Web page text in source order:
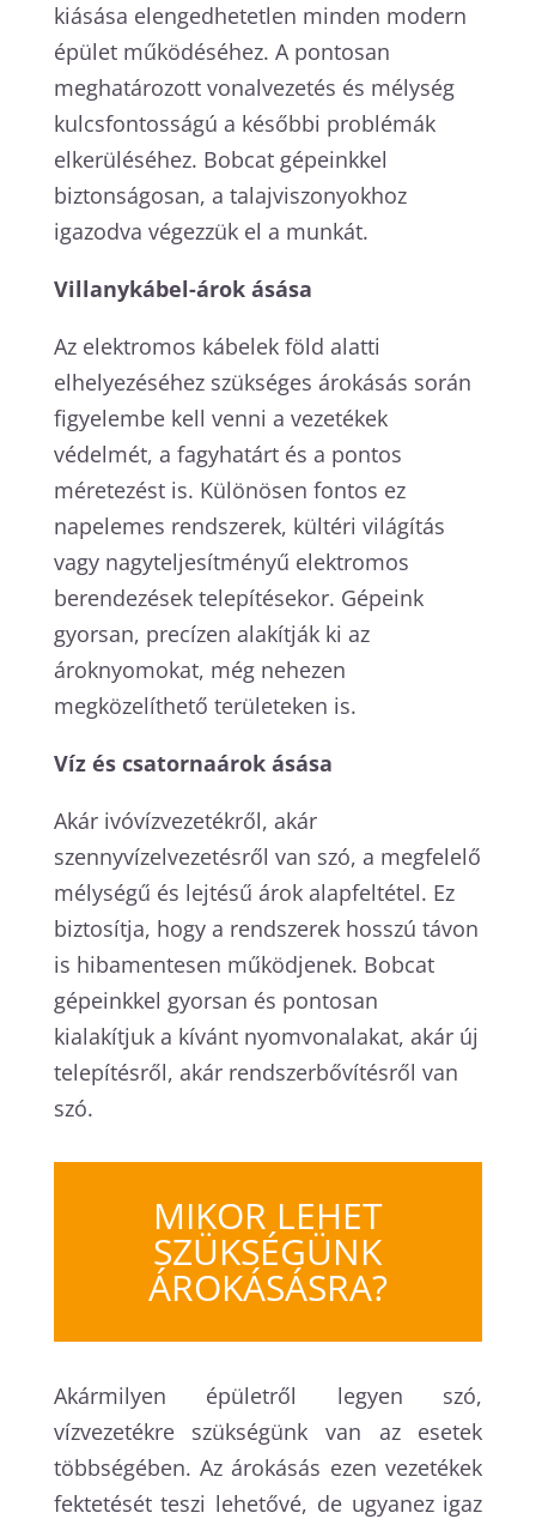
kiásása elengedhetetlen minden modern
épület működéséhez. A pontosan
meghatározott vonalvezetés és mélység
kulcsfontosságú a későbbi problémák
elkerüléséhez. Bobcat gépeinkkel
biztonságosan, a talajviszonyokhoz
igazodva végezzük el a munkát.
Villanykábel-árok ásása
Az elektromos kábelek föld alatti
elhelyezéséhez szükséges árokásás során
figyelembe kell venni a vezetékek
védelmét, a fagyhatárt és a pontos
méretezést is. Különösen fontos ez
napelemes rendszerek, kültéri világítás
vagy nagyteljesítményű elektromos
berendezések telepítésekor. Gépeink
gyorsan, precízen alakítják ki az
ároknyomokat, még nehezen
megközelíthető területeken is.
Víz és csatornaárok ásása
Akár ivóvízvezetékről, akár
szennyvízelvezetésről van szó, a megfelelő
mélységű és lejtésű árok alapfeltétel. Ez
biztosítja, hogy a rendszerek hosszú távon
is hibamentesen működjenek. Bobcat
gépeinkkel gyorsan és pontosan
kialakítjuk a kívánt nyomvonalakat, akár új
telepítésről, akár rendszerbővítésről van
szó.
MIKOR LEHET
SZÜKSÉGÜNK
ÁROKÁSÁSRA?
Akármilyen épületről legyen szó,
vízvezetékre szükségünk van az esetek
többségében. Az árokásás ezen vezetékek
fektetését teszi lehetővé, de ugyanez igaz